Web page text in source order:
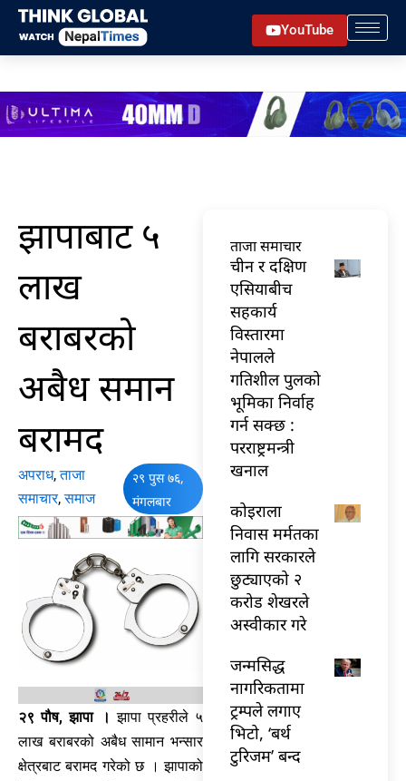
Skip
content
YouTube
झापाबाट ५
लाख
बराबरको
अबैध समान
बरामद
अपराध,ताजा
समाचार,समाज
२९ पुस ७६,
मंगलबार
२९ पौष, झापा । झापा प्रहरीले ५
लाख बराबरको अबैध सामान भन्सार
क्षेत्रबाट बरामद गरेको छ । झापाको
ताजा समाचार
चीन र दक्षिण
एसियाबीच
सहकार्य
विस्तारमा
नेपालले
गतिशील पुलको
भूमिका निर्वाह
गर्न सक्छ :
परराष्ट्रमन्त्री
खनाल
कोइराला
निवास मर्मतका
लागि सरकारले
छुट्याएको २
करोड शेखरले
अस्वीकार गरे
जन्मसिद्ध
नागरिकतामा
ट्रम्पले लगाए
भिटो, ‘बर्थ
टुरिजम’ बन्द